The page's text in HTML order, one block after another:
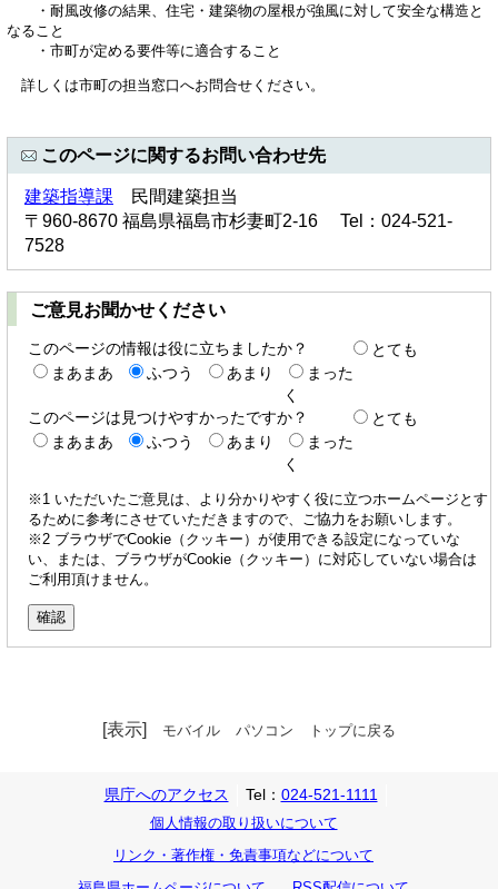
・耐風改修の結果、住宅・建築物の屋根が強風に対して安全な構造と
なること
・市町が定める要件等に適合すること
詳しくは市町の担当窓口へお問合せください。
このページに関するお問い合わせ先
建築指導課 民間建築担当
〒960-8670 福島県福島市杉妻町2-16 Tel：024-521-
7528
ご意見お聞かせください
このページの情報は役に立ちましたか？
とても
まあまあ
ふつう あまり
まった
く
このページは見つけやすかったですか？
とても
まあまあ
ふつう あまり
まった
く
※1 いただいたご意見は、より分かりやすく役に立つホームページとす
るために参考にさせていただきますので、ご協力をお願いします。
※2 ブラウザでCookie（クッキー）が使用できる設定になっていな
い、または、ブラウザがCookie（クッキー）に対応していない場合は
ご利用頂けません。
[表示] モバイル パソコン トップに戻る
県庁へのアクセス Tel： 024-521-1111
個人情報の取り扱いについて
リンク・著作権・免責事項などについて